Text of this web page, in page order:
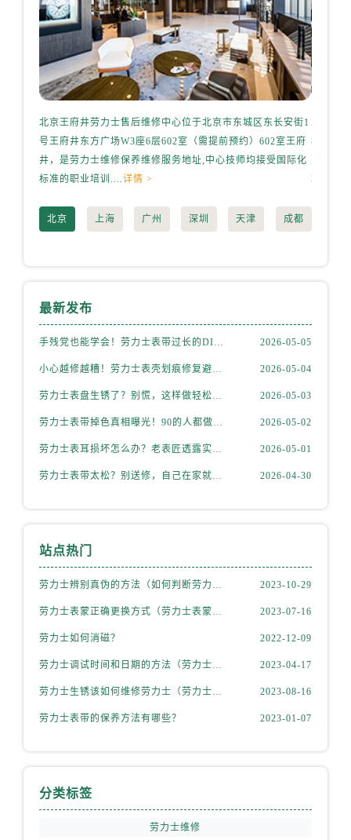
北京王府井劳力士售后维修中心位于北京市东城区东长安街1
号王府井东方广场W3座6层602室（需提前预约）602室王府
井，是劳力士维修保养维修服务地址,中心技师均接受国际化
标准的职业培训....详情 >
桥路3号
劳力士
职业培
北京 上海 广州 深圳 天津 成都
最新发布
手残党也能学会！劳力士表带过长的DIY调整方法 2026-05-05
小心越修越糟！劳力士表壳划痕修复避坑指南 2026-05-04
劳力士表盘生锈了？别慌，这样做轻松拯救爱表！ 2026-05-03
劳力士表带掉色真相曝光！90的人都做错了 2026-05-02
劳力士表耳损坏怎么办？老表匠透露实用妙招 2026-05-01
劳力士表带太松？别送修，自己在家就能搞定 2026-04-30
站点热门
劳力士辨别真伪的方法（如何判断劳力士的真假） 2023-10-29
劳力士表蒙正确更换方式（劳力士表蒙更换知识） 2023-07-16
劳力士如何消磁？ 2022-12-09
劳力士调试时间和日期的方法（劳力士该如何调试） 2023-04-17
劳力士生锈该如何维修劳力士（劳力士生锈怎么处理） 2023-08-16
劳力士表带的保养方法有哪些？ 2023-01-07
分类标签
劳力士维修